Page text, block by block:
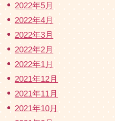
2022年5月
2022年4月
2022年3月
2022年2月
2022年1月
2021年12月
2021年11月
2021年10月